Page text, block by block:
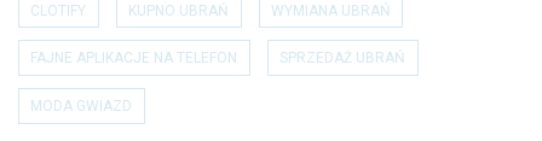
CLOTIFY KUPNO UBRAŃ WYMIANA UBRAŃ
FAJNE APLIKACJE NA TELEFON SPRZEDAŻ UBRAŃ
MODA GWIAZD